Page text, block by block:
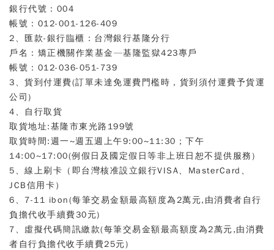
銀行代號：004
帳號：012-001-126-409
2、匯款-銀行臨櫃：台灣銀行基隆分行
戶名：矯正機關作業基金—基隆監獄423專戶
帳號：012-036-051-739
3、貨到付運費(訂單未達免運費門檻時，貨到須付運費予貨運
公司)
4、自行取貨
取貨地址:基隆市東光路199號
取貨時間:週一~週五週上午9:00~11:30；下午
14:00~17:00(例假日及國定假日等非上班日恕不提供服務)
5、 線上刷卡（即台灣核准設立銀行VISA、MasterCard、
JCB信用卡）
6、7-11 ibon(每筆交易金額最高額度為2萬元,由消費者自行
負擔代收手續費30元)
7、 虛擬代碼簡訊繳款(每筆交易金額最高額度為2萬元,由消費
者自行負擔代收手續費25元)